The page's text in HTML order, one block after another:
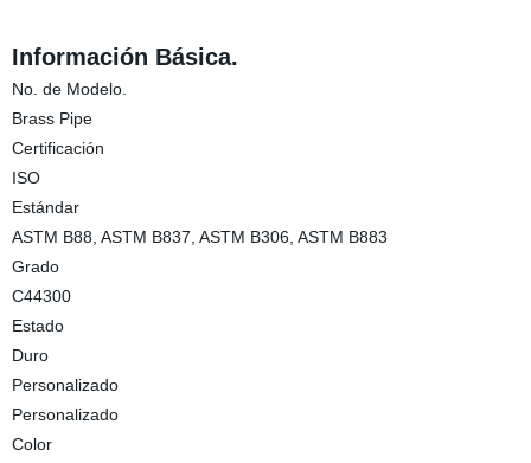
Información Básica.
No. de Modelo.
Brass Pipe
Certificación
ISO
Estándar
ASTM B88, ASTM B837, ASTM B306, ASTM B883
Grado
C44300
Estado
Duro
Personalizado
Personalizado
Color